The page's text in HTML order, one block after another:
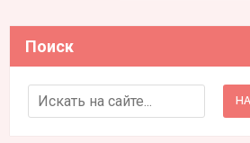
Поиск
Search for: